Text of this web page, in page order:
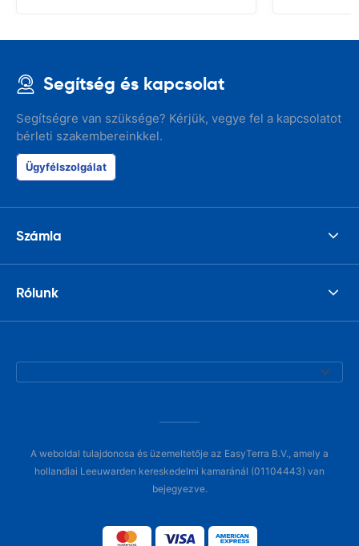
Segítség és kapcsolat
Segítségre van szüksége? Kérjük, vegye fel a kapcsolatot
bérleti szakembereinkkel.
Ügyfélszolgálat
Számla
Rólunk
A weboldal tulajdonosa és üzemeltetője az EasyTerra B.V., amely a
hollandiai Leeuwarden kereskedelmi kamaránál (01104443) van
bejegyezve.